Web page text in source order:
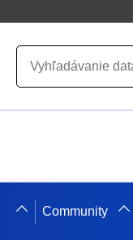
Community